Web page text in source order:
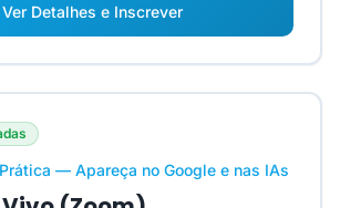
Ver Detalhes e Inscrever
Prática — Apareça no Google e nas IAs